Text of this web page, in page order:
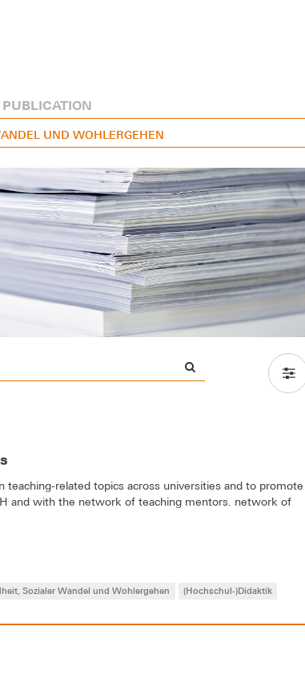
PUBLICATION
UND WOHLERGEHEN
related topics across universities and to promote
and with the network of teaching mentors. network of
Sozialer Wandel und Wohlergehen (Hochschul-)Didaktik